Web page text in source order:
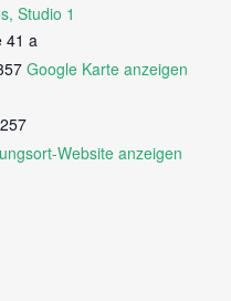
Studio 1
41 a
Google Karte anzeigen
Website anzeigen